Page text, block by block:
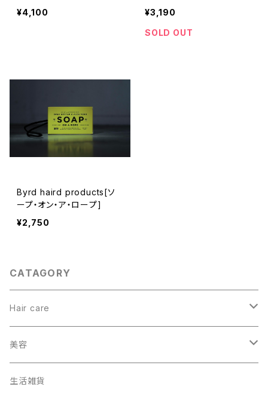
プー］
¥4,100
粧水]
¥3,190
SOLD OUT
Byrd haird products[ソ
ープ・オン・ア・ロープ]
¥2,750
CATAGORY
Hair care
ヘアカラー
美容
オーガニック
生活雑貨